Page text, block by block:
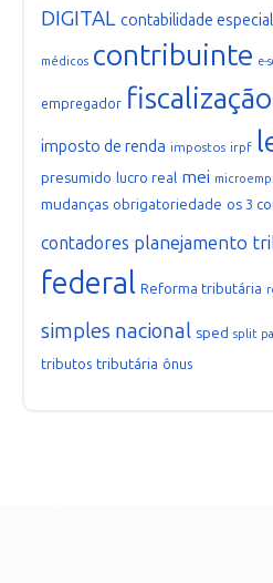
DIGITAL contabilidade
médicos contribuinte e-
empregador fiscalização
imposto de renda impostos irpf
presumido lucro real mei
mudanças obrigatoriedade os 3
contadores planejamento
federal Reforma tributária
simples nacional sped split
tributos tributária ônus